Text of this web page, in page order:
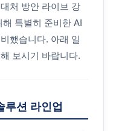
처 방안 라이브 강
해 특별히 준비한 AI
했습니다. 아래 일
보시기 바랍니다.
루션 라인업